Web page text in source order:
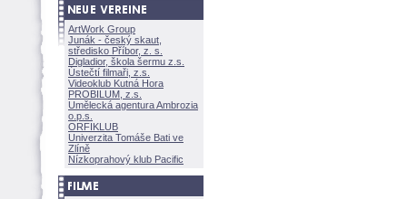
ArtWork Group
Junák - český skaut,
středisko Příbor, z. s.
Digladior, škola šermu z.s.
Ústečtí filmaři, z.s.
Videoklub Kutná Hora
PROBILUM, z.s.
Umělecká agentura Ambrozia
o.p.s.
ORFIKLUB
Univerzita Tomáše Bati ve
Zlíně
Nízkoprahový klub Pacific